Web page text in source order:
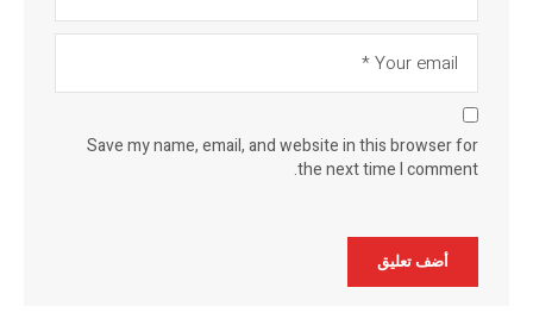
Save my name, email, and website in this browser for
the next time I comment.